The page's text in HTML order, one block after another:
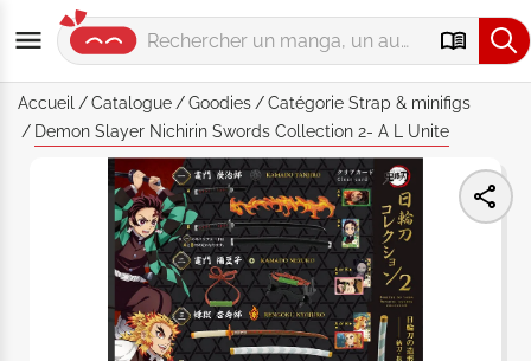
Accueil Catalogue Goodies Catégorie Strap & minifigs
Demon Slayer Nichirin Swords Collection 2- A L Unite